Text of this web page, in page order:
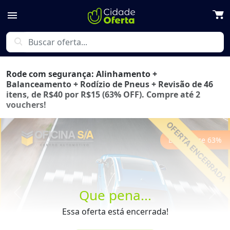
menu
search
Que pena...
Essa oferta está encerrada!
Rode com segurança: Alinhamento +
Balanceamento + Rodízio de Pneus + Revisão de 46
itens, de R$40 por R$15 (63% OFF). Compre até 2
vouchers!
Economize 63%